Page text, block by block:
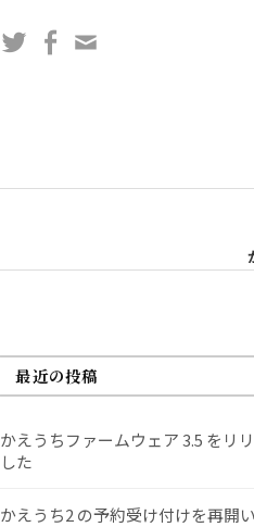
TwitterFacebook
最近の投稿
かえうちファームウェア 3.5 をリ
した
かえうち2 の予約受け付けを再開